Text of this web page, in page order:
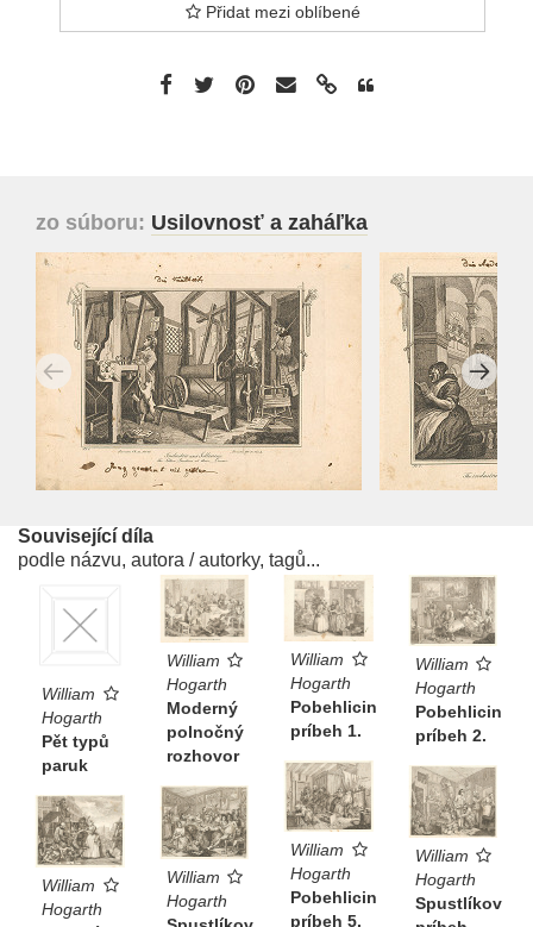
Přidat mezi oblíbené
zo súboru: Usilovnosť a zaháľka
Související díla
podle názvu, autora / autorky, tagů...
William
Hogarth
Pět typů
paruk
William
Hogarth
Moderný
polnočný
rozhovor
William
Hogarth
Pobehlicin
príbeh 1.
William
Hogarth
Pobehlicin
príbeh 2.
William
Hogarth
Pobehlicin
príbeh 5.
William
Hogarth
Spustlíkov
William
Hogarth
William
Hogarth